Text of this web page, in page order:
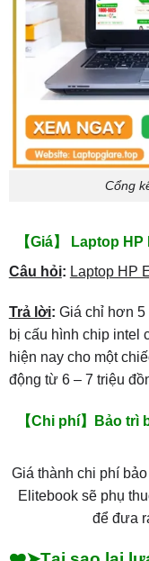
Cổng
【Giá】 Laptop
Câu hỏi: Laptop HP
Trả lời: Giá chỉ hơn 5
bị cấu hình chip intel
hiện nay cho một
động từ 6 – 7 triệu
【Chi phí】Bảo
Giá thành chi phí
Elitebook sẽ phụ
để đưa